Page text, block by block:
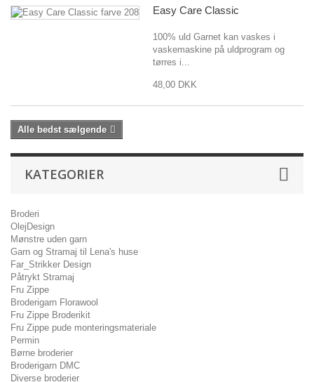
Easy Care Classic
100% uld Garnet kan vaskes i
vaskemaskine på uldprogram og
tørres i...
48,00 DKK
Alle bedst sælgende
KATEGORIER
Broderi
OlejDesign
Mønstre uden garn
Garn og Stramaj til Lena's huse
Far_Strikker Design
Påtrykt Stramaj
Fru Zippe
Broderigarn Florawool
Fru Zippe Broderikit
Fru Zippe pude monteringsmateriale
Permin
Børne broderier
Broderigarn DMC
Diverse broderier